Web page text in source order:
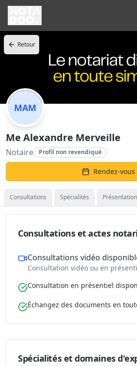
Retour
MAM
Me Alexandre Merveille
Notaire Profil non revendiqué
Rendez-vous
Consultations Spécialités Présentation
Consultations et actes
Consultations vidéo
Consultation vidéo ou en
Consultation en présentiel
Échangez des documents en
Spécialités et domaines